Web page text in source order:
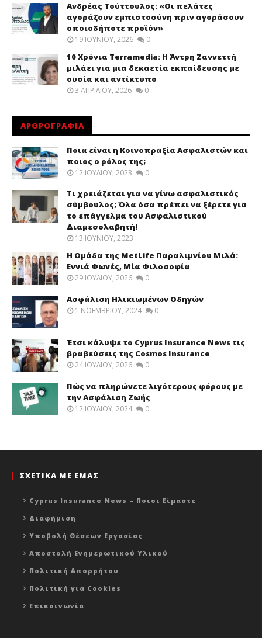
Ανδρέας Τούττουλος: «Οι πελάτες
αγοράζουν εμπιστοσύνη πριν αγοράσουν
οποιοδήποτε προϊόν»
19 ΙΟΥΝΊΟΥ, 2026 0
10 Χρόνια Terramedia: Η Άντρη Ζαννεττή
μιλάει για μια δεκαετία εκπαίδευσης με
ουσία και αντίκτυπο
3 ΑΠΡΙΛΊΟΥ, 2026 0
ΑΡΘΡΟΓΡΑΦΙΑ
Ποια είναι η Κοινοπραξία Ασφαλιστών και
ποιος ο ρόλος της;
12 ΙΟΥΛΊΟΥ, 2023 0
Τι χρειάζεται για να γίνω ασφαλιστικός
σύμβουλος; Όλα όσα πρέπει να ξέρετε για
το επάγγελμα του Ασφαλιστικού
Διαμεσολαβητή!
13 ΙΟΥΝΊΟΥ, 2023
Η Ομάδα της MetLife Παραλιμνίου Μιλά:
Εννιά Φωνές, Μία Φιλοσοφία
29 ΙΟΥΛΊΟΥ, 2026 0
Ασφάλιση Ηλικιωμένων Οδηγών
1 ΝΟΕΜΒΡΊΟΥ, 2024 0
Έτσι κάλυψε το Cyprus Insurance News τις
βραβεύσεις της Cosmos Insurance
24 ΙΟΥΛΊΟΥ, 2026 0
Πώς να πληρώνετε λιγότερους φόρους με
την Ασφάλιση Ζωής
12 ΙΟΥΛΊΟΥ, 2024 0
ΣΧΕΤΙΚΑ ΜΕ ΕΜΑΣ
Cyprus Insurance News – Ποιοι Είμαστε
Διαφήμιση
Υποβολή Θέσεων Εργασίας
Αποστολή Ενημερωτικού Υλικού
Πολιτική Απορρήτου
Πολιτική για Cookies
Επικοινωνία